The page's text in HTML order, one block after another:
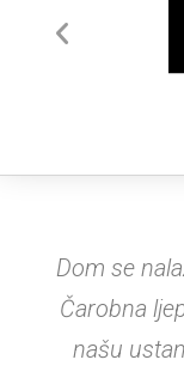
Dom se
Čarobna
našu